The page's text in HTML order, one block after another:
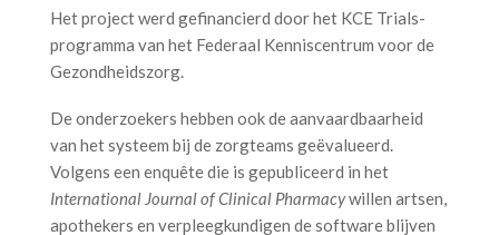
Het project werd gefinancierd door het KCE Trials-
programma van het Federaal Kenniscentrum voor de
Gezondheidszorg.
De onderzoekers hebben ook de aanvaardbaarheid
van het systeem bij de zorgteams geëvalueerd.
Volgens een enquête die is gepubliceerd in het
International Journal of Clinical Pharmacywillen artsen,
apothekers en verpleegkundigen de software blijven